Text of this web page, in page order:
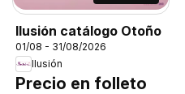
Ilusión catálogo Otoño
01/08 - 31/08/2026
Ilusión
Precio en folleto